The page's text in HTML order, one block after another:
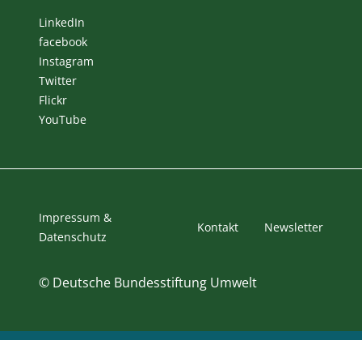
LinkedIn
facebook
Instagram
Twitter
Flickr
YouTube
© Deutsche Bundesstiftung Umwelt
Impressum &
Datenschutz
Kontakt Newsletter